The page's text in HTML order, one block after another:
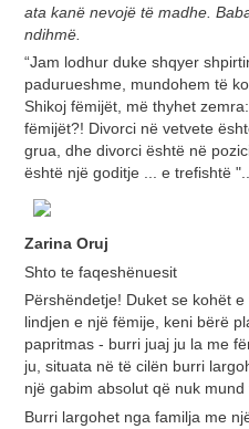
ata kanë nevojë të madhe.
ndihmë.
“Jam lodhur duke shqyer
padurueshme, mundohem të
Shikoj fëmijët, më thyhet
fëmijët?! Divorci në vetvete
grua, dhe divorci është në
është një goditje ... e trefishtë
Zarina Oruj
Shto te faqeshënuesit
Përshëndetje! Duket se kohët
lindjen e një fëmije, keni bërë
papritmas - burri juaj ju la me
ju, situata në të cilën burri
një gabim absolut që nuk
Burri largohet nga familja me